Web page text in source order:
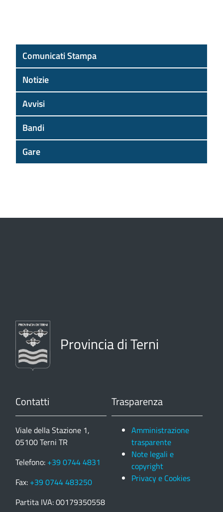
Comunicati Stampa
Notizie
Avvisi
Bandi
Gare
Provincia di Terni
Contatti
Viale della Stazione 1,
05100 Terni TR
Telefono: +39 0744 4831
Fax: +39 0744 483250
Partita IVA: 00179350558
Trasparenza
Amministrazione
trasparente
Note legali e
copyright
Privacy e Cookies